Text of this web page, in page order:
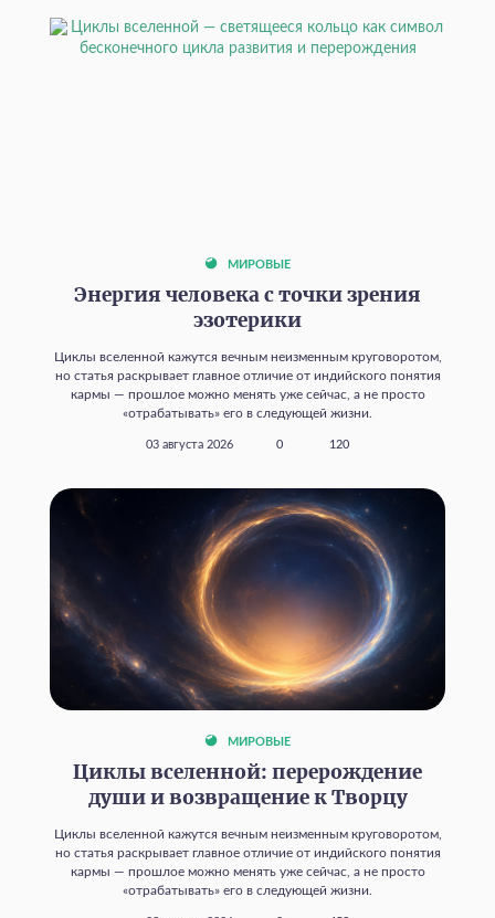
МИРОВЫЕ
Энергия человека с точки зрения
эзотерики
Циклы вселенной кажутся вечным неизменным круговоротом,
но статья раскрывает главное отличие от индийского понятия
кармы — прошлое можно менять уже сейчас, а не просто
«отрабатывать» его в следующей жизни.
03 августа 2026 0 120
МИРОВЫЕ
Циклы вселенной: перерождение
души и возвращение к Творцу
Циклы вселенной кажутся вечным неизменным круговоротом,
но статья раскрывает главное отличие от индийского понятия
кармы — прошлое можно менять уже сейчас, а не просто
«отрабатывать» его в следующей жизни.